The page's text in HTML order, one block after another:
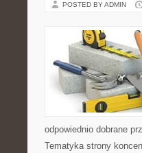
POSTED BY ADMIN
odpowiednio dobrane
Tematyka strony